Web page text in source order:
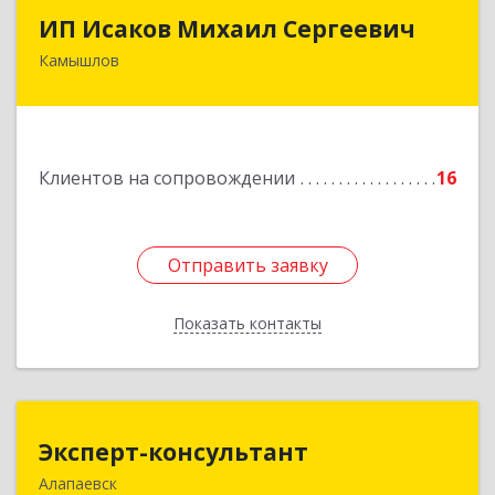
ИП Исаков Михаил Сергеевич
Камышлов
Клиентов на сопровождении 16
Отправить заявку
Показать контакты
624860, Свердловская обл, Камышлов г, Ленина
Отправить заявку
Назад
Эксперт-консультант
Алапаевск624600, Свердловская обл, Алапаевск г,